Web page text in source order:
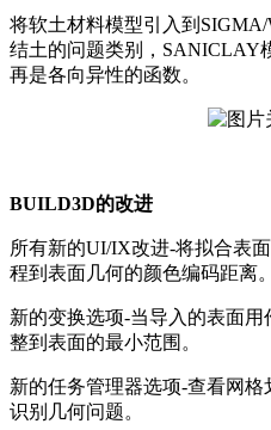
将软土材料模型引入到
结土的问题类别，SANICLAY
再是各向异性的函数。
BUILD3D的改进
所有新的UI/IX改进-将拟合表
程到表面几何的颜色编码距离。
新的变换选项-当导入的表面
整到表面的最小范围。
新的任务管理器选项-查看网
识别几何问题。